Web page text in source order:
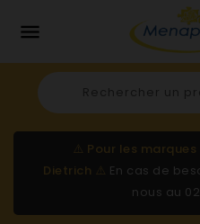

⚠️ Pour les
Dietrich ⚠️ En cas de
nous au